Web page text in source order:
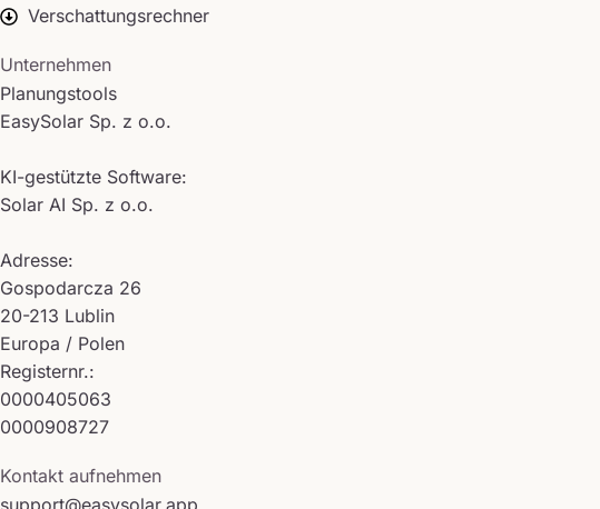
Verschattungsrechner
Unternehmen
Planungstools
EasySolar Sp. z o.o.
KI-gestützte Software:
Solar AI Sp. z o.o.
Adresse:
Gospodarcza 26
20-213 Lublin
Europa / Polen
Registernr.:
0000405063
0000908727
Kontakt aufnehmen
support@easysolar.app